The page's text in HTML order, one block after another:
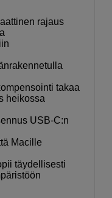
rajaus
takaa
heikossa
USB-C:n
Macille
täydellisesti